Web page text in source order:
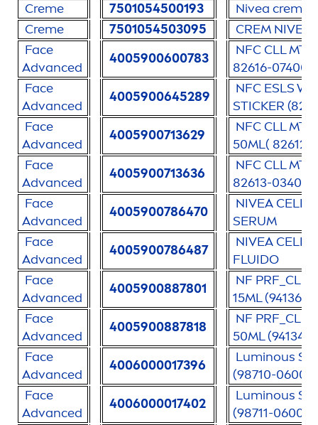
Creme
7501054500193 Nivea creme
Creme
7501054503095 CREM NIVEA
Face
Advanced
4005900600783
NFC CLL
82616-07400-
Face
Advanced
4005900645289
NFC ESLS
STICKER
Face
Advanced
4005900713629
NFC CLL
50ML( 82612-
Face
Advanced
4005900713636
NFC CLL
82613-03400-
Face
Advanced
4005900786470
NIVEA
SERUM
Face
Advanced
4005900786487
NIVEA
FLUIDO
Face
Advanced
4005900887801
NF
15ML (94136-
Face
Advanced
4005900887818
NF
50ML (94134-
Face
Advanced
4006000017396
Luminous
(98710-
Face
Advanced
4006000017402
Luminous
(98711-06000-